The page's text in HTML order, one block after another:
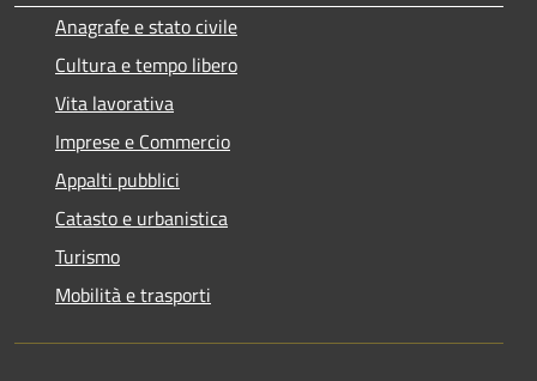
Anagrafe e stato civile
Cultura e tempo libero
Vita lavorativa
Imprese e Commercio
Appalti pubblici
Catasto e urbanistica
Turismo
Mobilità e trasporti